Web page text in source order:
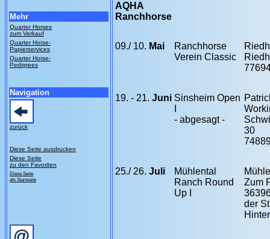
Mehr
Quarter Horses
zum Verkauf
Quarter Horse-
Papierservices
Quarter Horse-
Pedigrees
Navigation
zurück
Diese Seite ausdrucken
Diese Seite
zu den Favoriten
Diese Seite
als Startseite
AQHA
Ranchhorse
09./ 10. Mai
Ranchhorse
Verein Classic
19. - 21. Juni Sinsheim Open
- abgesagt -
30
25./ 26. Juli
Mühlental
Ranch Round
Up I
Zum
der